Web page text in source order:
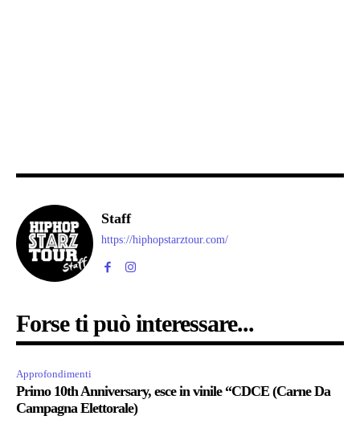
Staff
https://hiphopstarztour.com/
Forse ti può interessare...
Approfondimenti
Primo 10th Anniversary, esce in vinile “CDCE (Carne Da
Campagna Elettorale)